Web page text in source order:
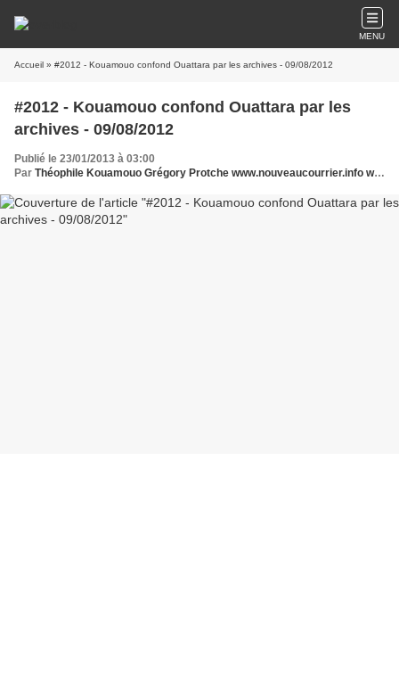
MENU
Accueil » #2012 - Kouamouo confond Ouattara par les archives - 09/08/2012
#2012 - Kouamouo confond Ouattara par les
archives - 09/08/2012
Publié le 23/01/2013 à 03:00
Par Théophile Kouamouo Grégory Protche www.nouveaucourrier.info www.legrigriinternational.com